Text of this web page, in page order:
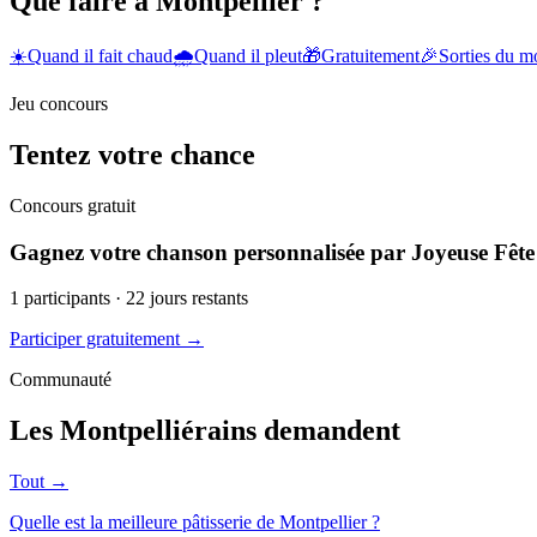
☀️Quand il fait chaud🌧️Quand il pleut🎁Gratuitement🎉Sorties du
Jeu concours
Tentez votre chance
Concours gratuit
Gagnez votre chanson personnalisée par Joyeuse Fête
1 participants · 22 jours restants
Participer gratuitement →
Communauté
Les Montpelliérains demandent
Tout →
Quelle est la meilleure pâtisserie de Montpellier ?